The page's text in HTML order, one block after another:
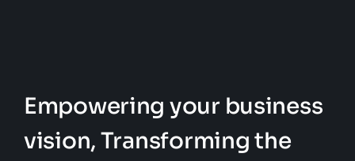
Empowering your business
vision, Transforming the